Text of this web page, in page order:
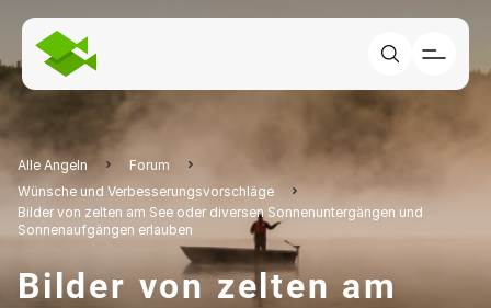
Alle Angeln
Forum
Wünsche und Verbesserungsvorschläge
Bilder von zelten am See oder diversen Sonnenuntergängen und
Sonnenaufgängen erlauben
Bilder von zelten am